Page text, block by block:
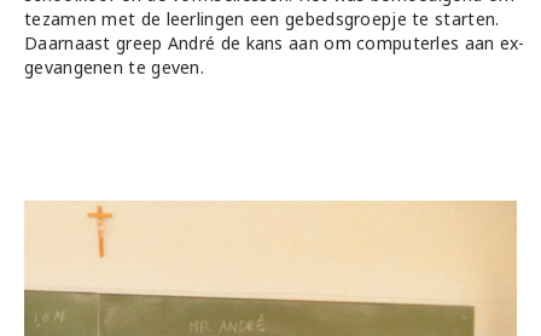
tezamen met de leerlingen een gebedsgroepje te starten.
Daarnaast greep André de kans aan om computerles aan ex-
gevangenen te geven.